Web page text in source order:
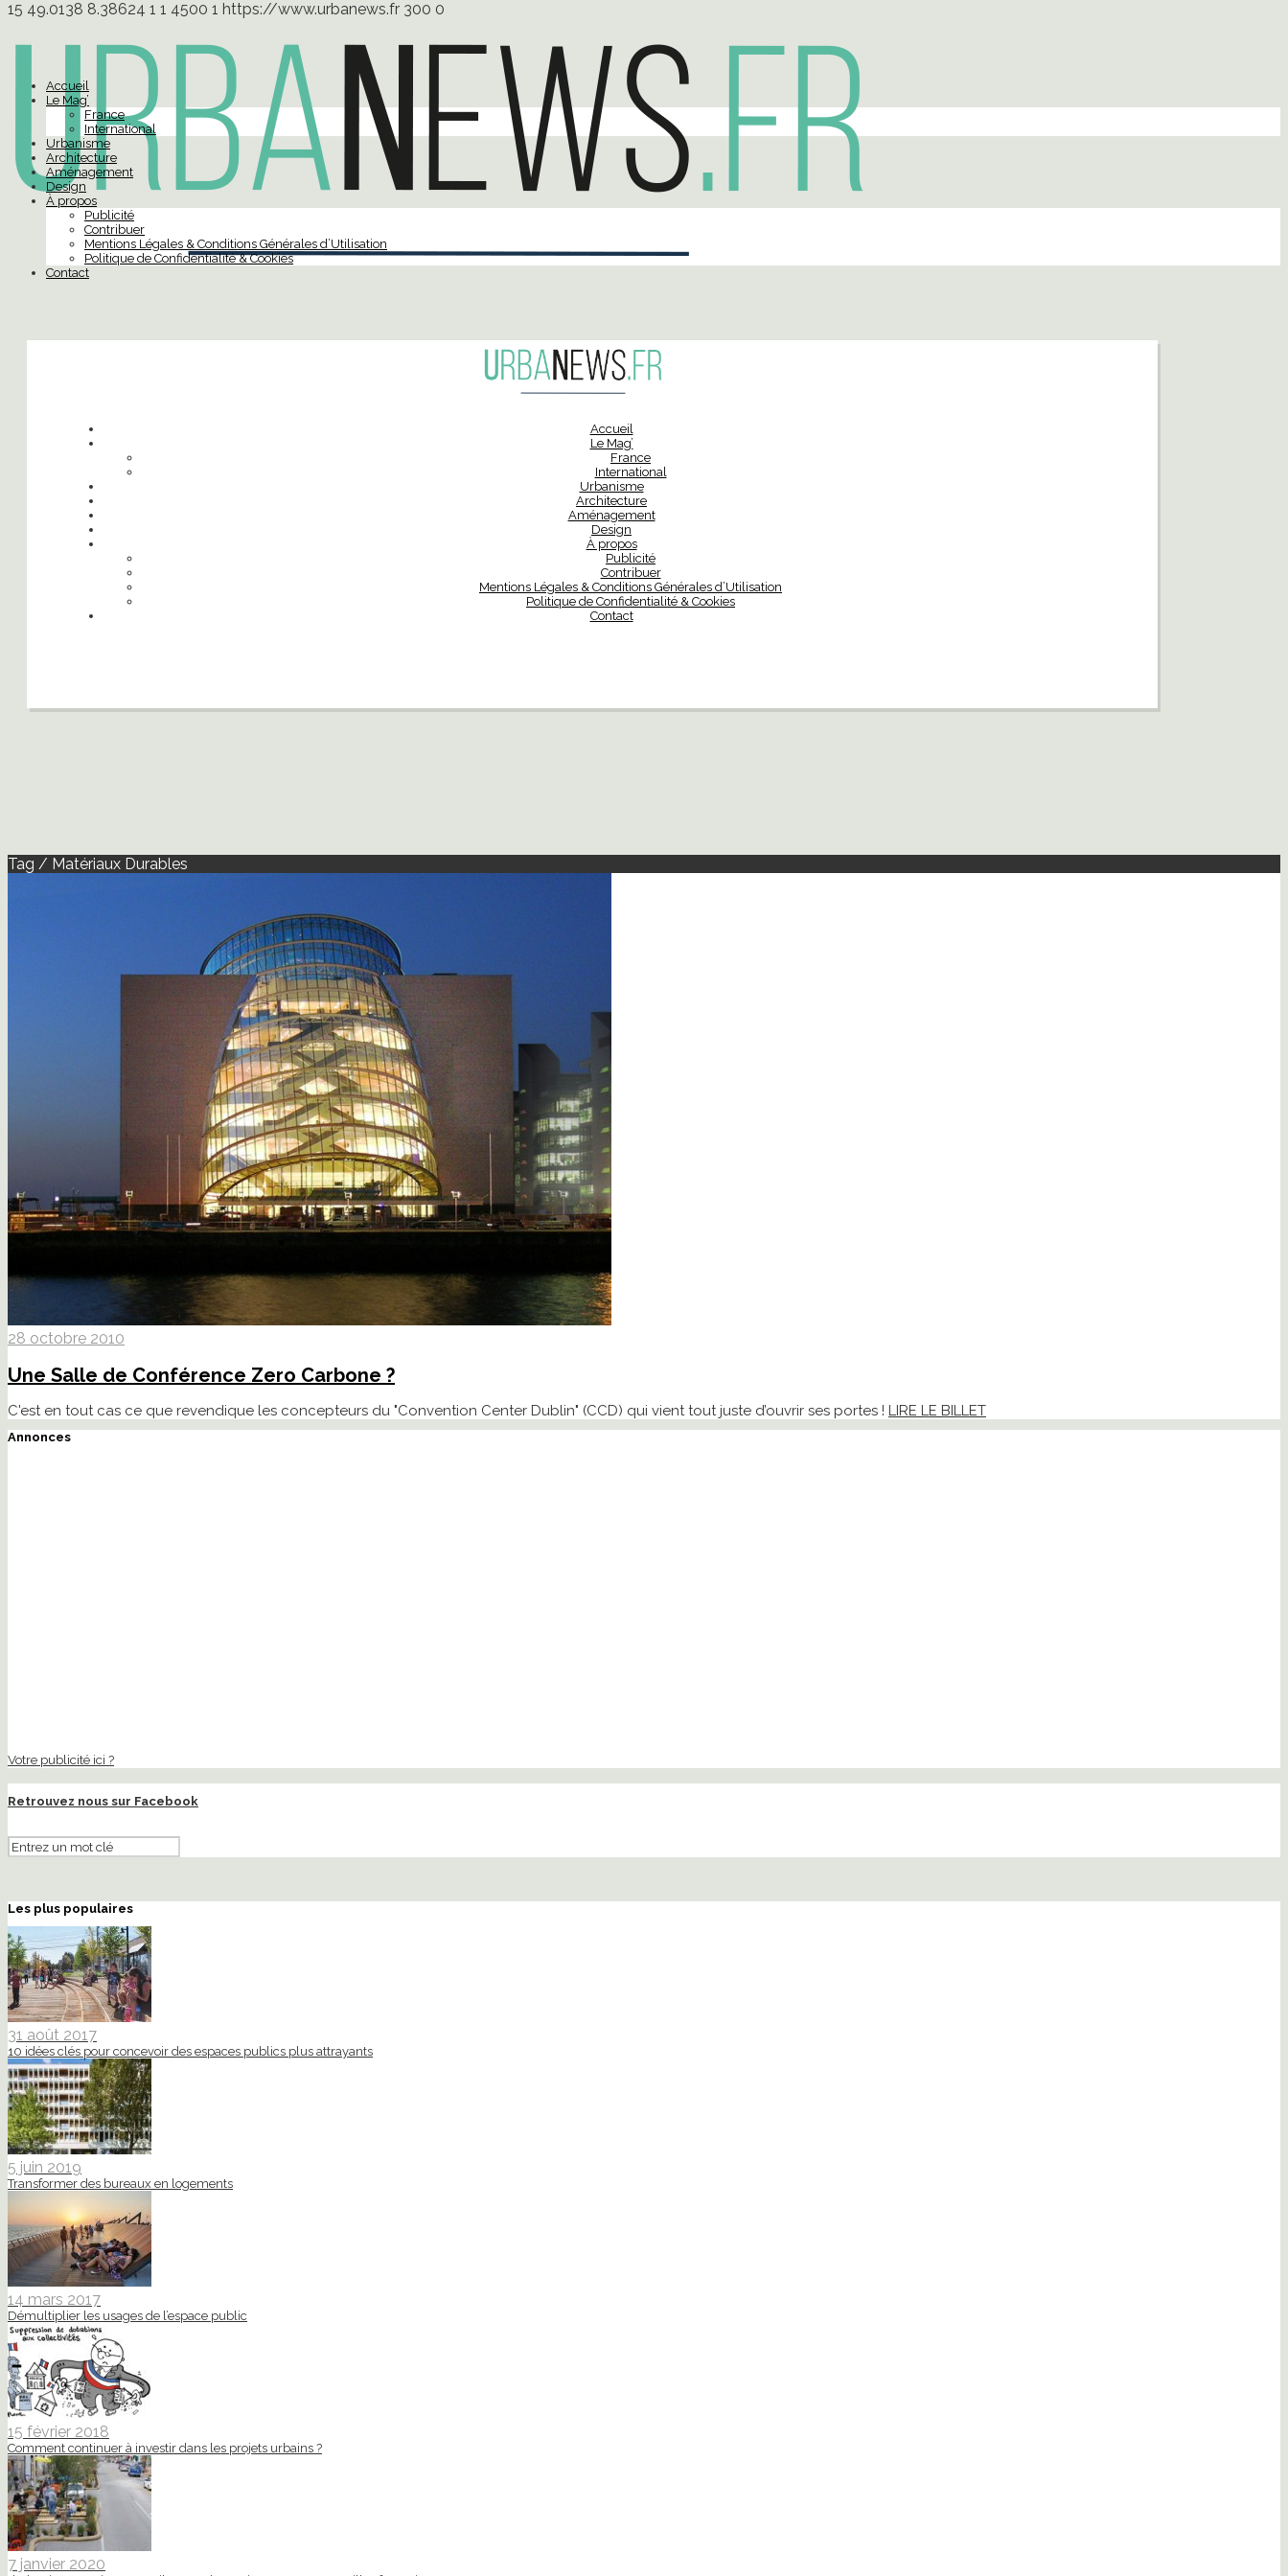
15 49.0138 8.38624 1 1 4500 1 https://www.urbanews.fr 300 0
Accueil
Le Mag’
France
International
Urbanisme
Architecture
Aménagement
Design
À propos
Publicité
Contribuer
Mentions Légales & Conditions Générales d’Utilisation
Politique de Confidentialité & Cookies
Contact
Accueil
Le Mag’
France
International
Urbanisme
Architecture
Aménagement
Design
À propos
Publicité
Contribuer
Mentions Légales & Conditions Générales d’Utilisation
Politique de Confidentialité & Cookies
Contact
Tag / Matériaux Durables
28 octobre 2010
Une Salle de Conférence Zero Carbone ?
C'est en tout cas ce que revendique les concepteurs du "Convention Center Dublin" (CCD) qui vient tout juste d’ouvrir ses portes ! LIRE LE BILLET
Annonces
Votre publicité ici ?
Retrouvez nous sur Facebook
Les plus populaires
31 août 2017
10 idées clés pour concevoir des espaces publics plus attrayants
5 juin 2019
Transformer des bureaux en logements
14 mars 2017
Démultiplier les usages de l’espace public
15 février 2018
Comment continuer à investir dans les projets urbains ?
7 janvier 2020